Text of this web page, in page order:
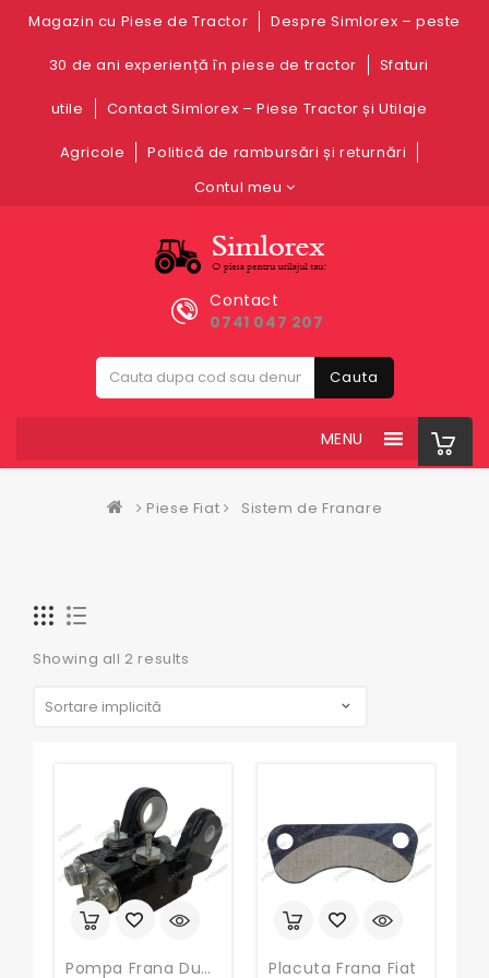
Magazin cu Piese de Tractor Despre Simlorex – peste
30 de ani experiență în piese de tractor Sfaturi
utile Contact Simlorex – Piese Tractor și Utilaje
Agricole
Politică de rambursări și returnări
Contul meu
Contact
0741 047 207
Cauta
MENU
Piese Fiat Sistem de Franare
Showing all 2 results
Pompa Frana Dubla Tractor Fiat 410-17, 5111685, 44900980, 5103926, 5103927, 4999492, 5103927GP Placuta Frana Fiat